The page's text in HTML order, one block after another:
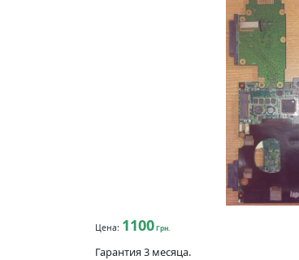
Цена: 1100Грн.
Гарантия 3 месяца.